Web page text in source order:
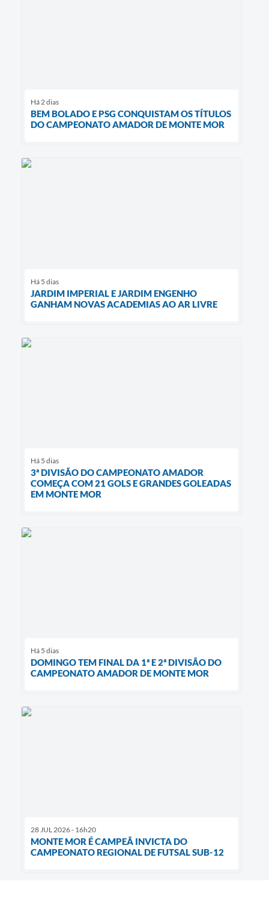
Há 2 dias
BEM BOLADO E PSG CONQUISTAM OS TÍTULOS
DO CAMPEONATO AMADOR DE MONTE MOR
Há 5 dias
JARDIM IMPERIAL E JARDIM ENGENHO
GANHAM NOVAS ACADEMIAS AO AR LIVRE
Há 5 dias
3ª DIVISÃO DO CAMPEONATO AMADOR
COMEÇA COM 21 GOLS E GRANDES GOLEADAS
EM MONTE MOR
Há 5 dias
DOMINGO TEM FINAL DA 1ª E 2ª DIVISÃO DO
CAMPEONATO AMADOR DE MONTE MOR
28 JUL 2026 - 16h20
MONTE MOR É CAMPEÃ INVICTA DO
CAMPEONATO REGIONAL DE FUTSAL SUB-12